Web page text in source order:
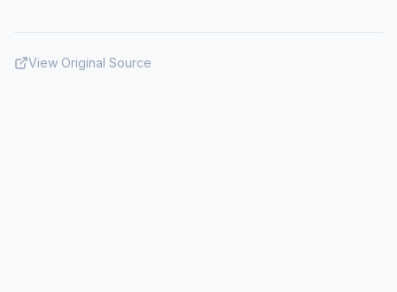
View Original Source